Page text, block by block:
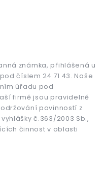
známka, přihlášená u
číslem 24 71 43. Naše
úřadu pod
firmě jsou pravidelně
povinností z
č.363/2003 Sb.,
činnost v oblasti